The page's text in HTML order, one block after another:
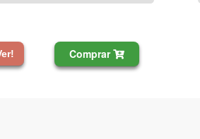
Comprar